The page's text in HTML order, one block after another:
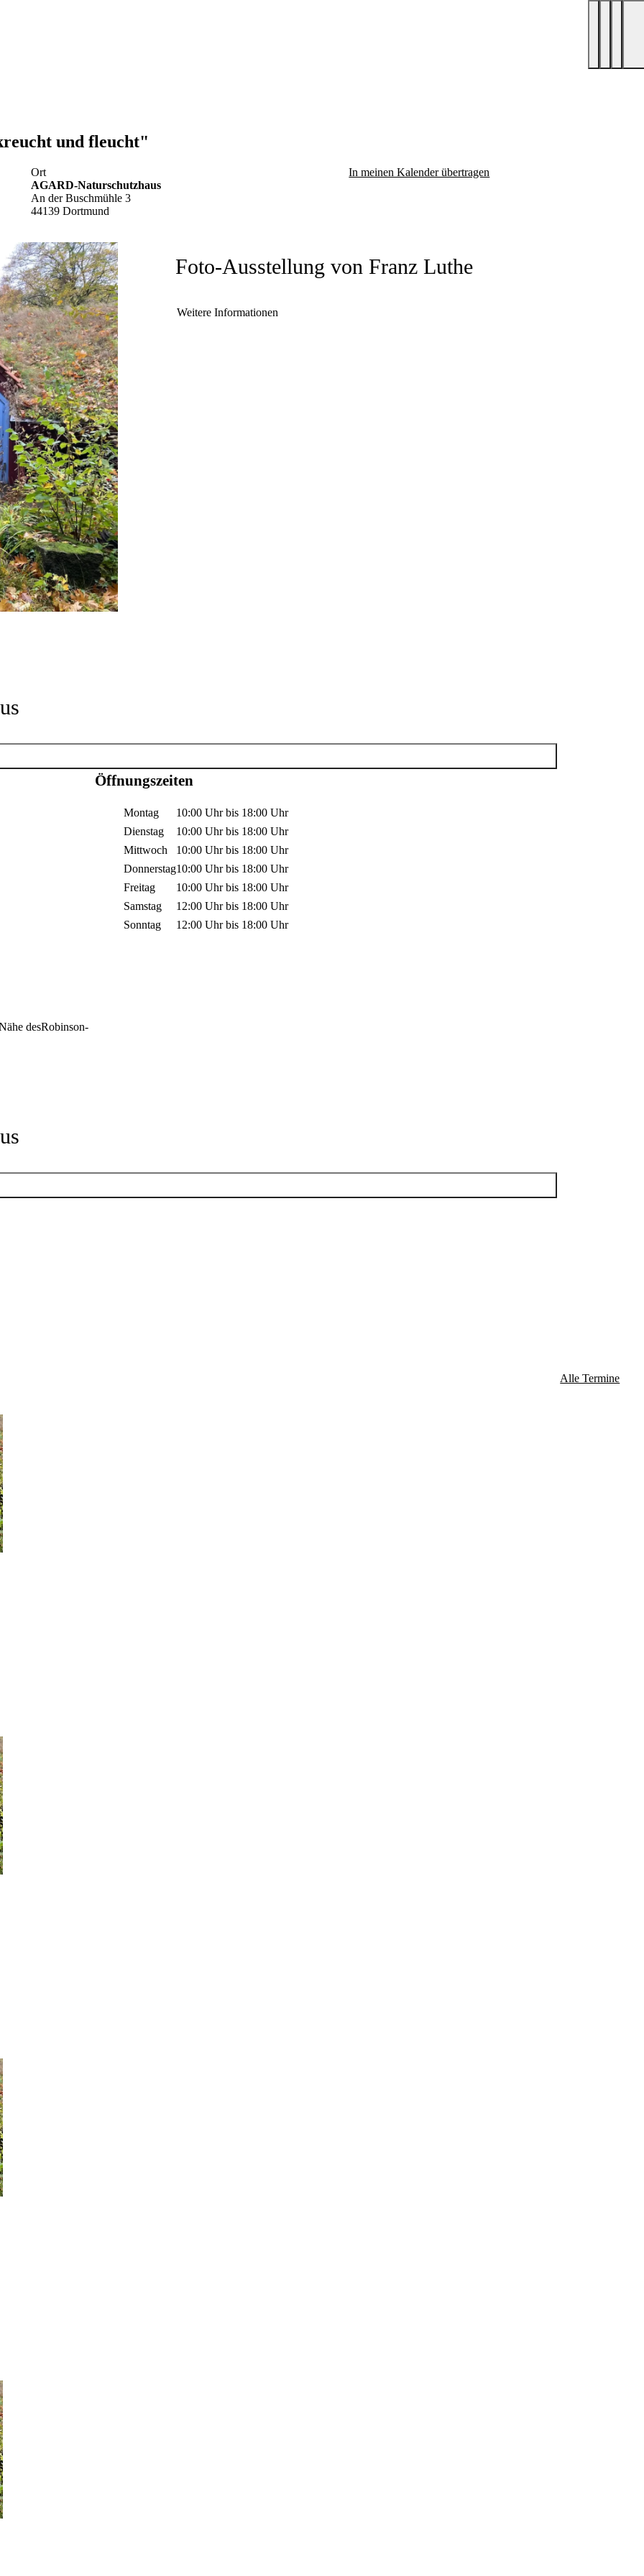
und fleucht"
Ort
AGARD-Naturschutzhaus
An der Buschmühle 3
44139 Dortmund
In meinen Kalender übertragen
Foto-Ausstellung von Franz Luthe
Weitere Informationen
desRobinson-
Öffnungszeiten
Montag 10:00 Uhrbis 18:00 Uhr
Dienstag
10:00 Uhrbis 18:00 Uhr
Mittwoch
10:00 Uhrbis 18:00 Uhr
Donnerstag10:00 Uhrbis 18:00 Uhr
Freitag
10:00 Uhrbis 18:00 Uhr
Samstag
12:00 Uhrbis 18:00 Uhr
Sonntag
12:00 Uhrbis 18:00 Uhr
desRobinson-
Alle Termine